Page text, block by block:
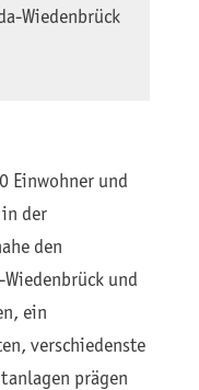
Wiedenbrück
Einwohner und
der
den
und
ein
verschiedenste
prägen